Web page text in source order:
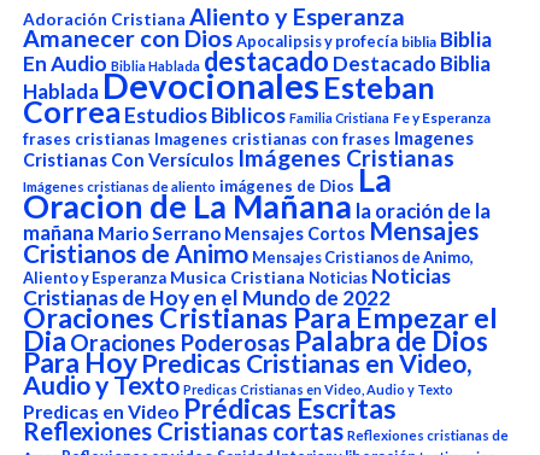
Adoración Cristiana Aliento y Esperanza
Amanecer con Dios Apocalipsis y profecía biblia Biblia
En Audio Biblia Hablada destacado Destacado Biblia
HabladaDevocionalesEsteban
Correa Estudios Biblicos Familia Cristiana Fe y Esperanza
frases cristianas Imagenes cristianas con frases Imagenes
Cristianas Con Versículos Imágenes Cristianas
Imágenes cristianas de aliento imágenes de Dios La
Oracion de La Mañana la oración de la
mañana Mario Serrano Mensajes Cortos Mensajes
Cristianos de Animo Mensajes Cristianos de Animo,
Aliento y Esperanza Musica Cristiana Noticias Noticias
Cristianas de Hoy en el Mundo de 2022
Oraciones Cristianas Para Empezar el
DiaOraciones Poderosas Palabra de Dios
Para Hoy Predicas Cristianas en Video,
Audio y Texto Predicas Cristianas en Video, Audio y Texto
Predicas en Video Prédicas Escritas
Reflexiones Cristianas cortas Reflexiones cristianas de